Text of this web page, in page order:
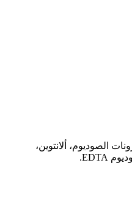
هيالورونات الصوديوم، ألانتوين،